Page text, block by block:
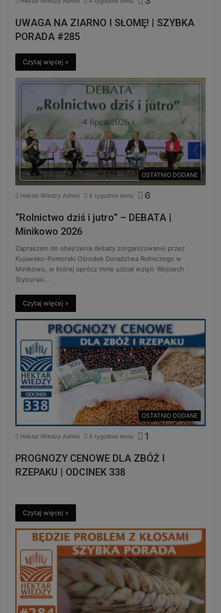
UWAGA NA ZIARNO I SŁOMĘ! | SZYBKA
PORADA #285
Czytaj więcej »
OSTATNIO DODANE
Hektar Wiedzy Admin 4 tygodnie temu 6
“Rolnictwo dziś i jutro” – DEBATA |
Minikowo 2026
Zapraszam do obejrzenia debaty zorganizowanej przez
Kujawsko-Pomorski Ośrodek Doradztwa Rolniczego w
Minikowo, w której oprócz mnie udział wzięli: Wojciech
Styburski…
Czytaj więcej »
OSTATNIO DODANE
Hektar Wiedzy Admin 4 tygodnie temu 1
PROGNOZY CENOWE DLA ZBÓŻ I
RZEPAKU | ODCINEK 338
Czytaj więcej »